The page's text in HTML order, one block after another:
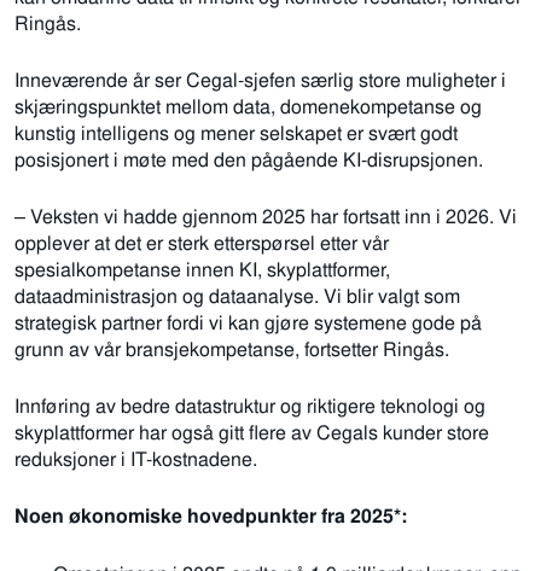
Ringås.
Inneværende år ser Cegal-sjefen særlig store muligheter i
skjæringspunktet mellom data, domenekompetanse og
kunstig intelligens og mener selskapet er svært godt
posisjonert i møte med den pågående KI-disrupsjonen.
– Veksten vi hadde gjennom 2025 har fortsatt inn i 2026. Vi
opplever at det er sterk etterspørsel etter vår
spesialkompetanse innen KI, skyplattformer,
dataadministrasjon og dataanalyse. Vi blir valgt som
strategisk partner fordi vi kan gjøre systemene gode på
grunn av vår bransjekompetanse, fortsetter Ringås.
Innføring av bedre datastruktur og riktigere teknologi og
skyplattformer har også gitt flere av Cegals kunder store
reduksjoner i IT-kostnadene.
Noen økonomiske hovedpunkter fra 2025*: